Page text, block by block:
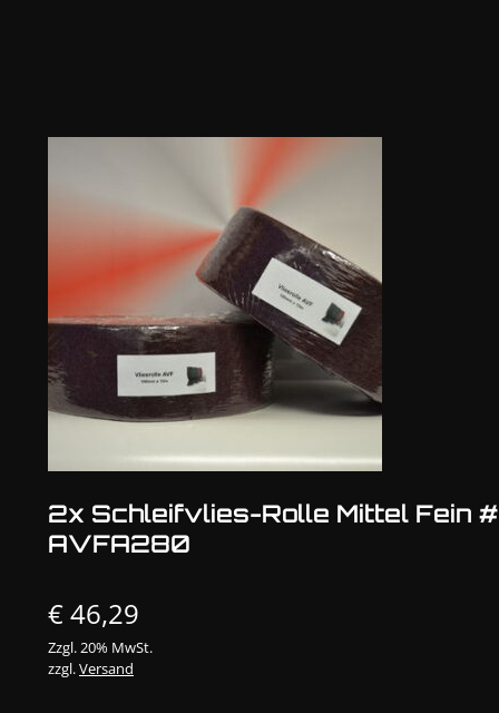
2x Schleifvlies-Rolle Mittel Fein #
AVFA280
€46,29
Zzgl. 20% MwSt.
zzgl.Versand